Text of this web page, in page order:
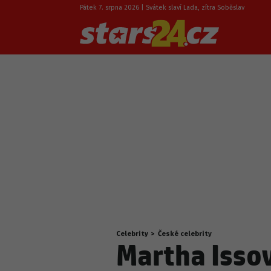
Pátek 7. srpna 2026 | Svátek slaví Lada, zítra Soběslav
Nacházíte
se
zde:
Celebrity > České celebrity
Martha